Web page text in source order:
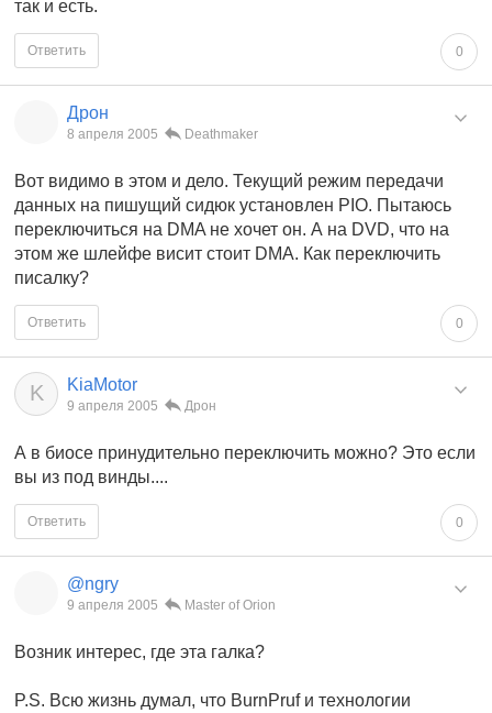
так и есть.
0
Ответить
Дрон
8 апреля 2005 Deathmaker
Вот видимо в этом и дело. Текущий режим передачи
данных на пишущий сидюк установлен PIO. Пытаюсь
переключиться на DMA не хочет он. А на DVD, что на
этом же шлейфе висит стоит DMA. Как переключить
писалку?
0
Ответить
K KiaMotor
9 апреля 2005 Дрон
А в биосе принудительно переключить можно? Это если
вы из под винды....
0
Ответить
@ngry
9 апреля 2005 Master of Orion
Возник интерес, где эта галка?
P.S. Всю жизнь думал, что BurnPruf и технологии